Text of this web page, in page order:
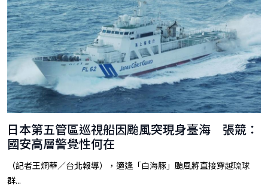
日本第五管區巡視船因颱風突現身臺海 張競：
國安高層警覺性何在
（記者王烱華／台北報導），適逢「白海豚」颱風將直接穿越琉球
群...